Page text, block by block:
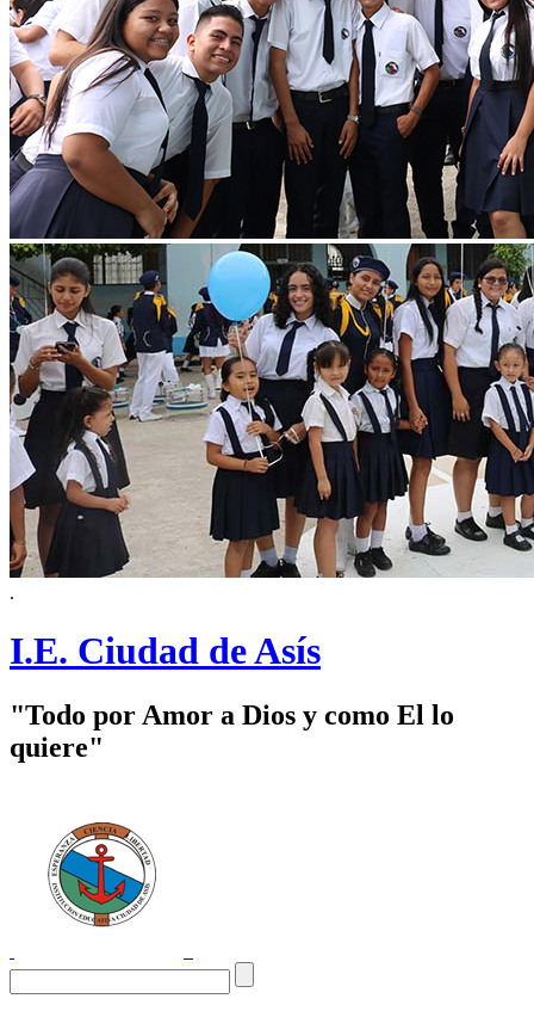
.
I.E. Ciudad de Asís
"Todo por Amor a Dios y como El lo
quiere"